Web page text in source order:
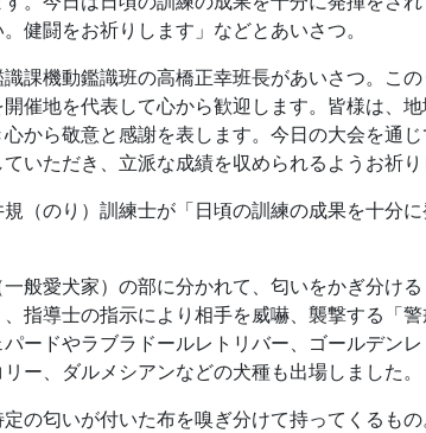
健闘をお祈りします」などとあいさつ。
課機動鑑識班の高橋正幸班長があいさつ。こ
催地を代表して心から歓迎します。皆様は、
から敬意と感謝を表します。今日の大会を通
いただき、立派な成績を収められるようお祈り
（のり）訓練士が「日頃の訓練の成果を十分
般愛犬家）の部に分かれて、匂いをかぎ分け
指導士の指示により相手を威嚇、襲撃する「
ードやラブラドールレトリバー、ゴールデン
ー、ダルメシアンなどの犬種も出場しました。
の匂いが付いた布を嗅ぎ分けて持ってくるも